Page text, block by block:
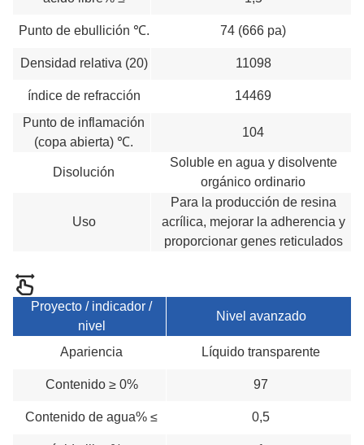
Punto de ebullición ℃. 74 (666 pa)
Densidad relativa (20) 11098
índice de refracción
14469
Punto de inflamación
(copa abierta) ℃.
104
Disolución
Soluble en agua y disolvente
orgánico ordinario
Uso
Para la producción de resina
acrílica, mejorar la adherencia y
proporcionar genes reticulados
Proyecto / indicador /
nivel
Nivel avanzado
Apariencia Líquido transparente
Contenido ≥ 0% 97
Contenido de agua% ≤ 0,5